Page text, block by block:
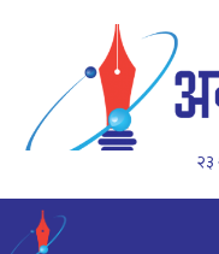
२३